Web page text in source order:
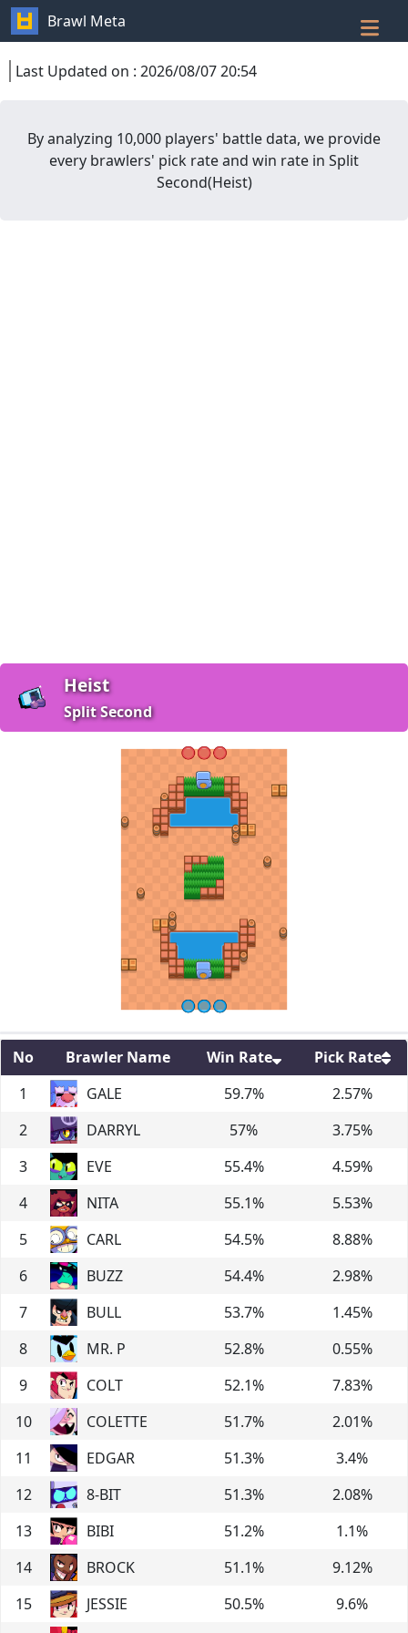
Brawl Meta
Last Updated on : 2026/08/07 20:54
By analyzing 10,000 players' battle data, we provide
every brawlers' pick rate and win rate in Split
Second(Heist)
Heist
Split Second
No Brawler Name Win Rate
Pick Rate
1
GALE 59.7% 2.57%
2
DARRYL 57% 3.75%
3
EVE 55.4% 4.59%
4
NITA 55.1% 5.53%
5
CARL 54.5% 8.88%
6
BUZZ 54.4% 2.98%
7
BULL 53.7% 1.45%
8
MR. P 52.8% 0.55%
9
COLT 52.1% 7.83%
10
COLETTE 51.7% 2.01%
11
EDGAR 51.3% 3.4%
12
8-BIT 51.3% 2.08%
13
BIBI 51.2% 1.1%
14
BROCK 51.1% 9.12%
15
JESSIE 50.5% 9.6%